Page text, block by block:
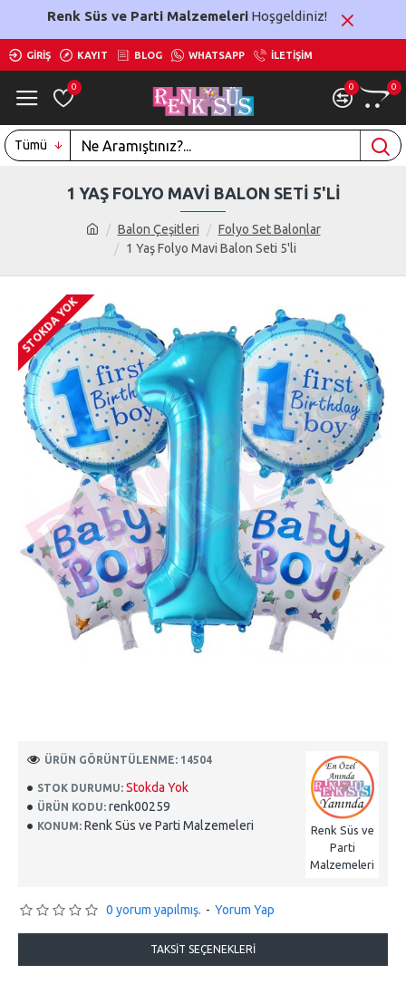
Renk Süs ve Parti MalzemeleriHoşgeldiniz!
GIRIŞ KAYIT BLOG WHATSAPP İLETIŞIM
0 0 0
Tümü
Balon Çeşitleri
Folyo Set Balonlar
1 Yaş Folyo Mavi Balon Seti 5'li
1 YAŞ FOLYO MAVI BALON SETI 5'LI
STOKDA YOK
STOK DURUMU: Stokda Yok
ÜRÜN KODU: renk00259
KONUM: Renk Süs ve Parti Malzemeleri
Renk Süs ve
Parti
Malzemeleri
ÜRÜN GÖRÜNTÜLENME: 14504
0 yorum yapılmış. - Yorum Yap
TAKSIT SEÇENEKLERI